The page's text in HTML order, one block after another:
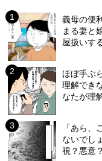
義母の便
まる妻と
屋扱いす
ほぼ手ぶ
理解でき
なたが理
「あら、
ないでし
視？悪意